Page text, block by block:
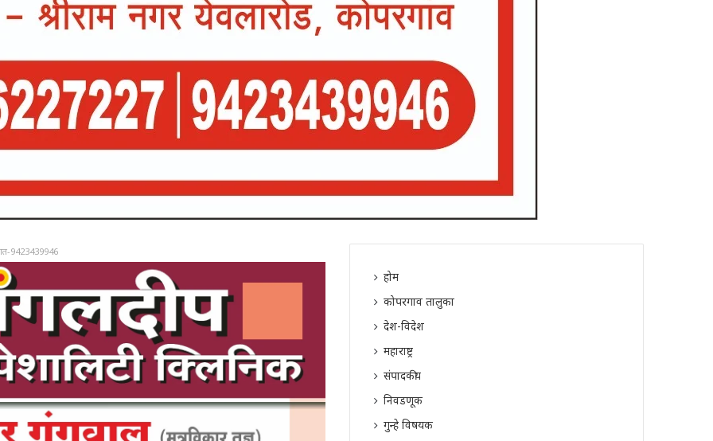
9423439946
होम
कोपरगाव तालुका
देश-विदेश
महाराष्ट्र
संपादकीय
निवडणूक
गुन्हे विषयक